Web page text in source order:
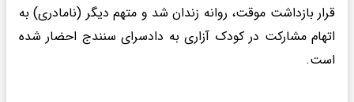
قرار بازداشت موقت، روانه زندان شد و متهم دیگر (نامادری) به
اتهام مشارکت در کودک آزاری به دادسرای سنندج احضار شده
است.